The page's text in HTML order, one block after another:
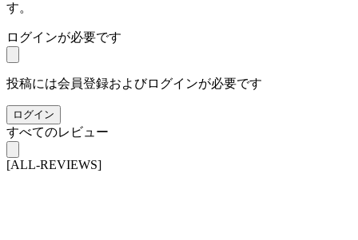
す。
ログインが必要です
投稿には会員登録およびログインが必要です
ログイン
すべてのレビュー
[ALL-REVIEWS]